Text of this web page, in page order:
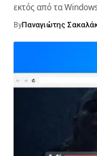
εκτός από τα
ByΠαναγιώτης